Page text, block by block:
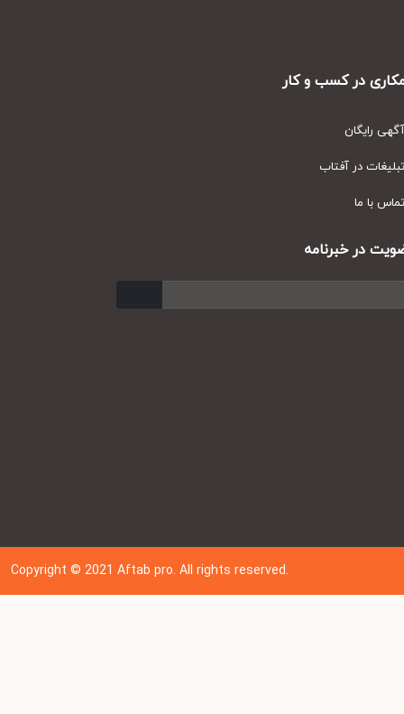
در کسب و کار
رایگان
در آفتاب
با ما
در خبرنامه
Copyright © 202 1Aftab pro. All rights reserved.